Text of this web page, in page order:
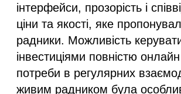
інтерфейси, прозорість і
ціни та якості, яке
радники. Можливість
інвестиціями повністю
потреби в регулярних
живим радником була